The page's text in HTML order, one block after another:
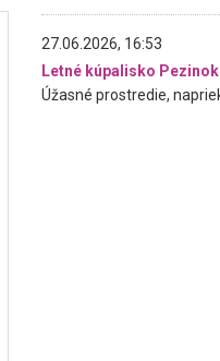
27.06.2026, 16:53
Letné kúpalisko Pezinok